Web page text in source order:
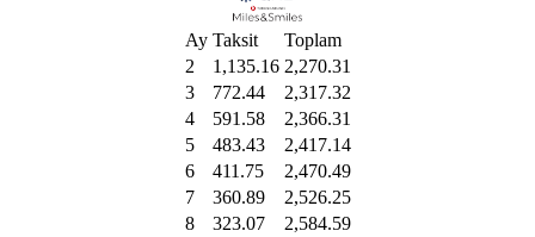
Ay Taksit
Toplam
2
1,135.16 2,270.31
3
772.44
2,317.32
4
591.58
2,366.31
5
483.43
2,417.14
6
411.75
2,470.49
7
360.89
2,526.25
8
323.07
2,584.59